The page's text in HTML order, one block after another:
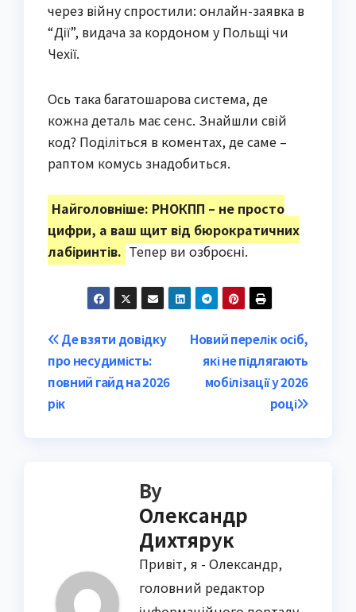
через війну спростили: онлайн-заявка в
“Дії”, видача за кордоном у Польщі чи
Чехії.
Ось така багатошарова система, де
кожна деталь має сенс. Знайшли свій
код? Поділіться в коментах, де саме –
раптом комусь знадобиться.
Найголовніше: РНОКПП – не просто
цифри, а ваш щит від бюрократичних
лабіринтів. Тепер ви озброєні.
Post
navigation
Новий перелік осіб,
які не підлягають
мобілізації у 2026
році
Де взяти довідку
про несудимість:
повний гайд на 2026
рік
By
Олександр
Дихтярук
Привіт, я - Олександр,
головний редактор